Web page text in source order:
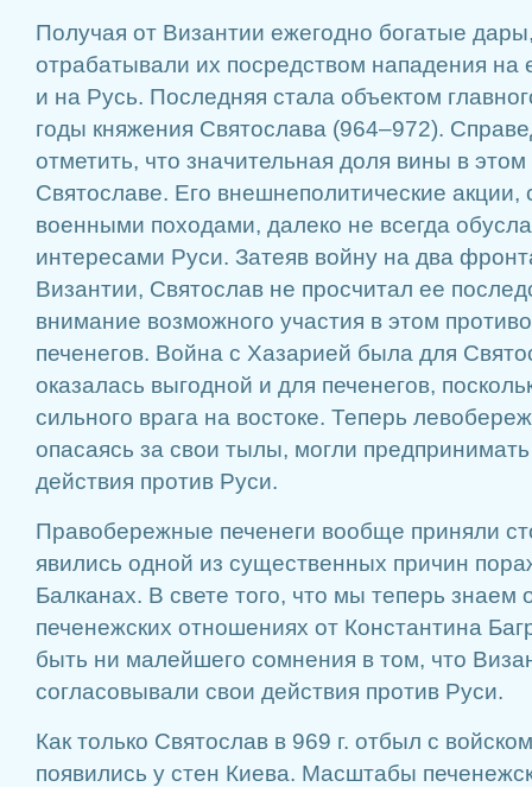
Получая от Византии ежегодно богатые
отрабатывали их посредством нападения на
и на Русь. Последняя стала объектом
годы княжения Святослава (964–972).
отметить, что значительная доля вины в
Святославе. Его внешнеполитические
военными походами, далеко не всегда
интересами Руси. Затеяв войну на два
Византии, Святослав не просчитал ее
внимание возможного участия в этом
печенегов. Война с Хазарией была для
оказалась выгодной и для печенегов,
сильного врага на востоке. Теперь
опасаясь за свои тылы, могли
действия против Руси.
Правобережные печенеги вообще приняли
явились одной из существенных причин
Балканах. В свете того, что мы теперь знаем
печенежских отношениях от Константина
быть ни малейшего сомнения в том, что
согласовывали свои действия против Руси.
Как только Святослав в 969 г. отбыл с
появились у стен Киева. Масштабы